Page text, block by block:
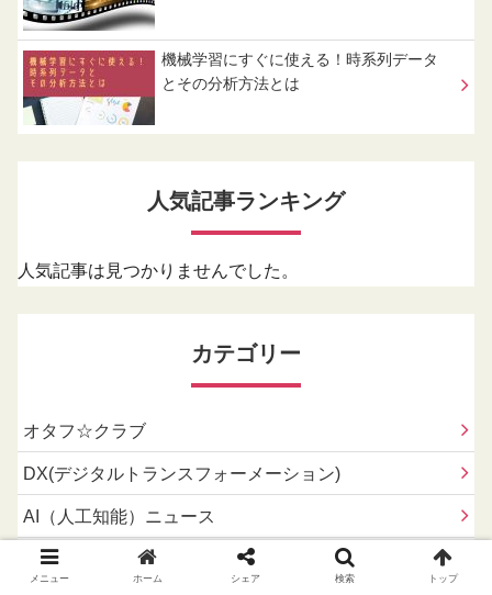
機械学習にすぐに使える！時系列データ
とその分析方法とは
人気記事ランキング
人気記事は見つかりませんでした。
カテゴリー
オタフ☆クラブ
DX(デジタルトランスフォーメーション)
AI（人工知能）ニュース
AI（人工知能）とファイナンス
メニュー ホーム シェア 検索 トップ